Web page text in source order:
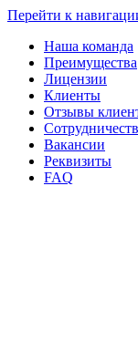
Перейти к
Наша команда
Преимущества
Лицензии
Клиенты
Отзывы
Вакансии
Реквизиты
FAQ